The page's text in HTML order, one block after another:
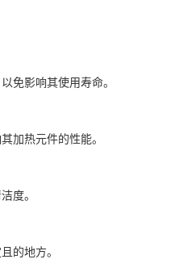
免影响其使用寿命。
加热元件的性能。
度。
的地方。